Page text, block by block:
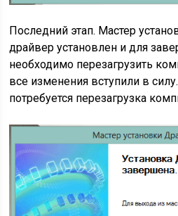
Последний этап. Мастер
драйвер установлен и для
необходимо перезагрузить
все изменения вступили в
потребуется перезагрузка